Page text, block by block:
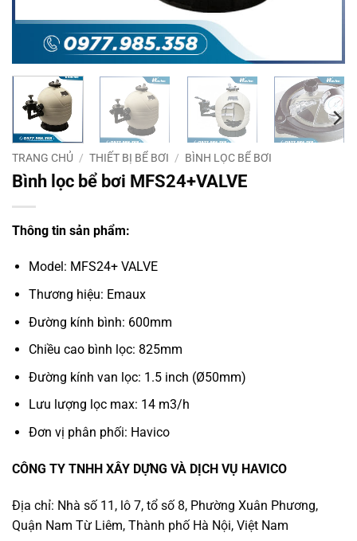
TRANG CHỦ / THIẾT BỊ BỂ BƠI / BÌNH LỌC BỂ BƠI
Bình lọc bể bơi MFS24+VALVE
Thông tin sản phẩm:
Model: MFS24+ VALVE
Thương hiệu: Emaux
Đường kính bình: 600mm
Chiều cao bình lọc: 825mm
Đường kính van lọc: 1.5 inch (Ø50mm)
Lưu lượng lọc max: 14 m3/h
Đơn vị phân phối: Havico
CÔNG TY TNHH XÂY DỰNG VÀ DỊCH VỤ HAVICO
Địa chỉ: Nhà số 11, lô 7, tổ số 8, Phường Xuân Phương,
Quận Nam Từ Liêm, Thành phố Hà Nội, Việt Nam